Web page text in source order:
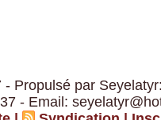
Propulsé par
- Email: